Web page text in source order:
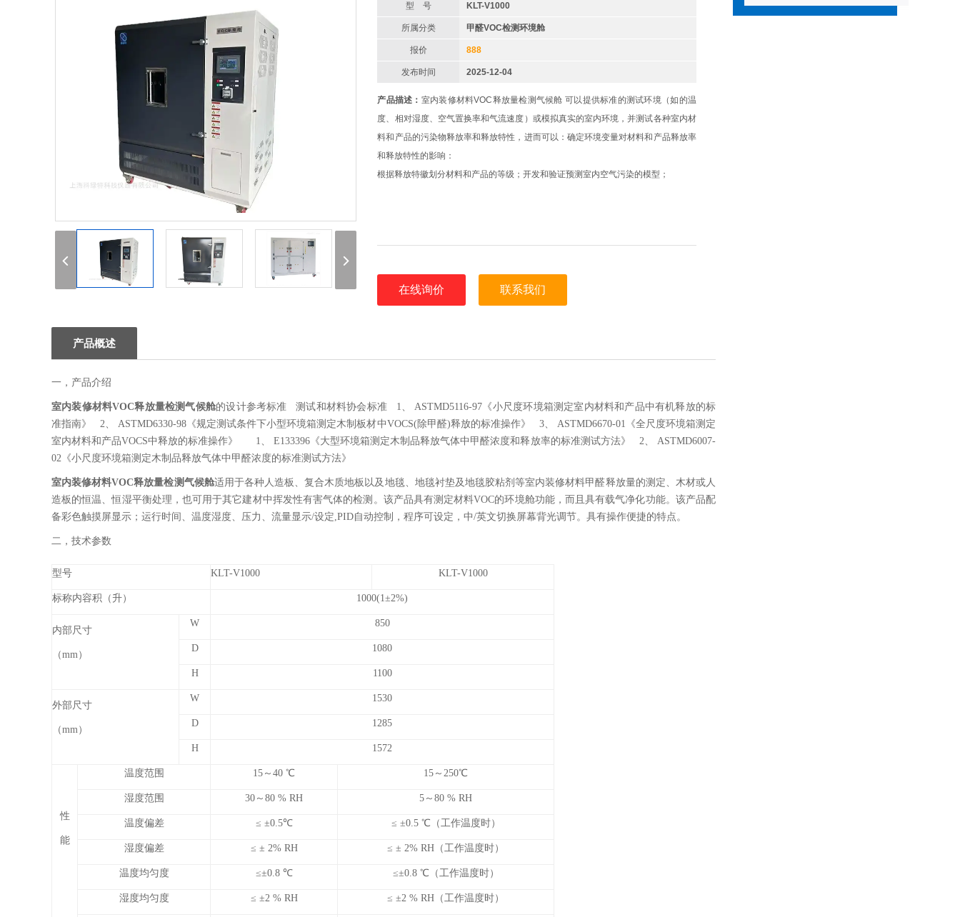
型 号 KLT-V1000
所属分类 甲醛VOC检测环境舱
报价 888
发布时间 2025-12-04
产品描述： 室内装修材料VOC释放量检测气候舱 可以提供标准的测试环境（如的温
度、相对湿度、空气置换率和气流速度）或模拟真实的室内环境，并测试各种室内材
料和产品的污染物释放率和释放特性，进而可以：确定环境变量对材料和产品释放率
和释放特性的影响：
根据释放特徽划分材料和产品的等级；开发和验证预测室内空气污染的模型；
在线询价 联系我们
产品概述
一，产品介绍
室内装修材料VOC释放量检测气候舱的设计参考标准 测试和材料协会标准 1、 ASTMD5116-97《小尺度环境箱测定室内材料和产品中有机释放的标
准指南》 2、 ASTMD6330-98《规定测试条件下小型环境箱测定木制板材中VOCS(除甲醛)释放的标准操作》 3、 ASTMD6670-01《全尺度环境箱测定
室内材料和产品VOCS中释放的标准操作》 1、 E133396《大型环境箱测定木制品释放气体中甲醛浓度和释放率的标准测试方法》 2、 ASTMD6007-
02《小尺度环境箱测定木制品释放气体中甲醛浓度的标准测试方法》
室内装修材料VOC释放量检测气候舱适用于各种人造板、复合木质地板以及地毯、地毯衬垫及地毯胶粘剂等室内装修材料甲醛释放量的测定、木材或人
造板的恒温、恒湿平衡处理，也可用于其它建材中挥发性有害气体的检测。该产品具有测定材料VOC的环境舱功能，而且具有载气净化功能。该产品配
备彩色触摸屏显示；运行时间、温度湿度、压力、流量显示/设定,PID自动控制，程序可设定，中/英文切换屏幕背光调节。具有操作便捷的特点。
二，技术参数
型号 KLT-V1000 KLT-V1000
标称内容积（升） 1000(1±2%)
内部尺寸
（mm）
W 850
D 1080
H 1100
外部尺寸
（mm）
W 1530
D 1285
H 1572
性
能
温度范围 15～40 ℃ 15～250℃
湿度范围 30～80 % RH 5～80 % RH
温度偏差 ≤ ±0.5℃ ≤ ±0.5 ℃（工作温度时）
湿度偏差 ≤ ± 2% RH ≤ ± 2% RH（工作温度时）
温度均匀度 ≤±0.8 ℃ ≤±0.8 ℃（工作温度时）
湿度均匀度 ≤ ±2 % RH ≤ ±2 % RH（工作温度时）